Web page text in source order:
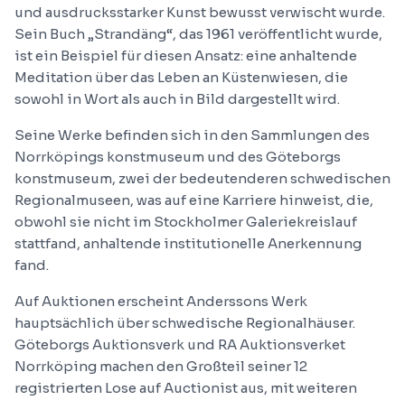
und ausdrucksstarker Kunst bewusst verwischt wurde.
Sein Buch „Strandäng“, das 1961 veröffentlicht wurde,
ist ein Beispiel für diesen Ansatz: eine anhaltende
Meditation über das Leben an Küstenwiesen, die
sowohl in Wort als auch in Bild dargestellt wird.
Seine Werke befinden sich in den Sammlungen des
Norrköpings konstmuseum und des Göteborgs
konstmuseum, zwei der bedeutenderen schwedischen
Regionalmuseen, was auf eine Karriere hinweist, die,
obwohl sie nicht im Stockholmer Galeriekreislauf
stattfand, anhaltende institutionelle Anerkennung
fand.
Auf Auktionen erscheint Anderssons Werk
hauptsächlich über schwedische Regionalhäuser.
Göteborgs Auktionsverk und RA Auktionsverket
Norrköping machen den Großteil seiner 12
registrierten Lose auf Auctionist aus, mit weiteren